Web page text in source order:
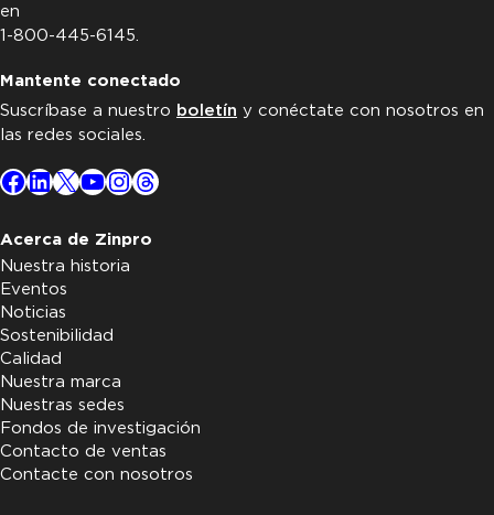
en
1-800-445-6145.
Mantente conectado
Suscríbase a nuestro boletín y conéctate con nosotros en
las redes sociales.
Facebook
LinkedIn
X YouTube
Instagram
Threads
Acerca de Zinpro
Nuestra historia
Eventos
Noticias
Sostenibilidad
Calidad
Nuestra marca
Nuestras sedes
Fondos de investigación
Contacto de ventas
Contacte con nosotros